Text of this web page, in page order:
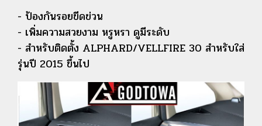
- ป้องกันรอยขีดข่วน
- เพิ่มความสวยงาม หรูหรา ดูมีระดับ
- สำหรับติดตั้ง ALPHARD/VELLFIRE 30 สำหรับใส่
รุ่นปี 2015 ขึ้นไป